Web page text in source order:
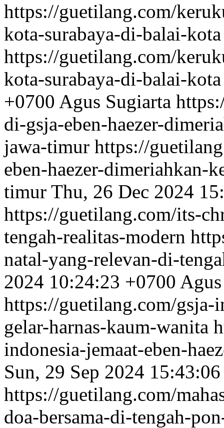
https://guetilang.com/
kota-surabaya-di-balai-kota
https://guetilang.com/
kota-surabaya-di-balai-kota
+0700 Agus Sugiarta
di-gsja-eben-haezer-
jawa-timur https://
eben-haezer-dimeriahkan-
timur Thu, 26 Dec 2024
https://guetilang.com/its-
tengah-realitas-modern
natal-yang-relevan-di-
2024 10:24:23 +0700
https://guetilang.com/gsja-
gelar-harnas-kaum-wanita
indonesia-jemaat-eben-
Sun, 29 Sep 2024
https://guetilang.com/
doa-bersama-di-tengah-